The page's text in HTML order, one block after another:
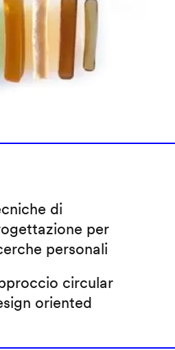
di
per
personali
circular
oriented